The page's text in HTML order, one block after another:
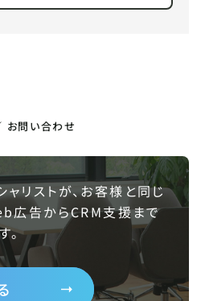
お問い合わせ
リストが、お客様と同じ
広告からCRM支援まで
。